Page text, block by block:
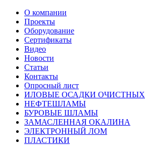
О компании
Проекты
Оборудование
Сертификаты
Видео
Новости
Статьи
Контакты
Опросный лист
ИЛОВЫЕ ОСАДКИ ОЧИСТНЫХ
НЕФТЕШЛАМЫ
БУРОВЫЕ ШЛАМЫ
ЗАМАСЛЕННАЯ ОКАЛИНА
ЭЛЕКТРОННЫЙ ЛОМ
ПЛАСТИКИ